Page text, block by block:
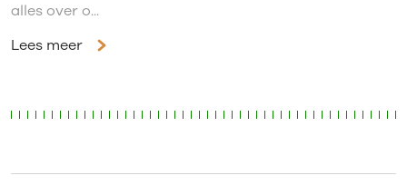
alles over o...
Lees meer